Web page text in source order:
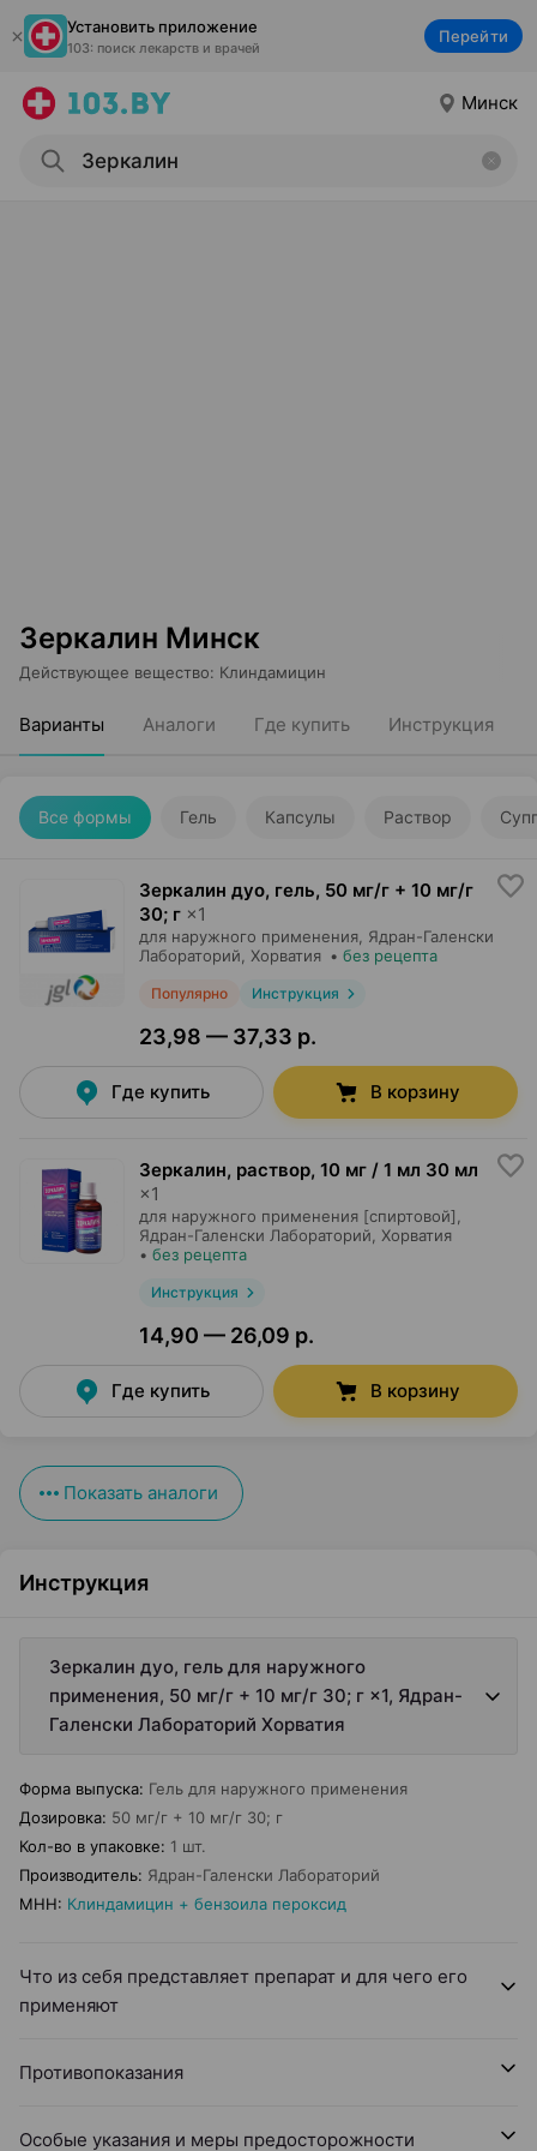
Установить приложение
103: поиск лекарств и врачей
Перейти
Минск
Зеркалин Минск
Действующее вещество: Клиндамицин
Варианты Аналоги Где купить Инструкция
Все формы Гель Капсулы Раствор
Зеркалин дуо, гель, 50 мг/г + 10 мг/г
30; г ×1
для наружного применения, Ядран-Галенски
Лабораторий , Хорватия • без рецепта
Популярно Инструкция
23,98 — 37,33 р.
Где купить В корзину
Зеркалин, раствор, 10 мг / 1 мл 30 мл
×1
для наружного применения [спиртовой],
Ядран-Галенски Лабораторий , Хорватия
• без рецепта
Инструкция
14,90 — 26,09 р.
Где купить В корзину
Показать аналоги
Инструкция
Зеркалин дуо, гель для наружного
применения, 50 мг/г + 10 мг/г 30; г ×1, Ядран-
Галенски Лабораторий Хорватия
Форма выпуска: Гель для наружного применения
Дозировка: 50 мг/г + 10 мг/г 30; г
Кол-во в упаковке: 1 шт.
Производитель: Ядран-Галенски Лабораторий
МНН: Клиндамицин + бензоила пероксид
Что из себя представляет препарат и для чего его
применяют
Противопоказания
Особые указания и меры предосторожности